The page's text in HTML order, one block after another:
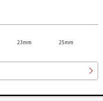
23mm 25mm